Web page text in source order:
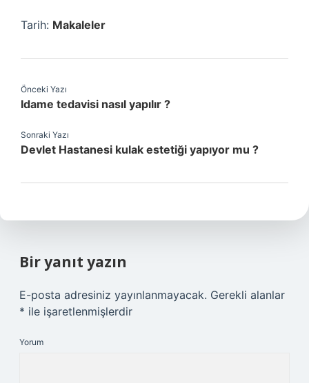
Tarih: Makaleler
Önceki Yazı
Idame tedavisi nasıl yapılır ?
Sonraki Yazı
Devlet Hastanesi kulak estetiği yapıyor mu ?
Bir yanıt yazın
E-posta adresiniz yayınlanmayacak. Gerekli alanlar
* ile işaretlenmişlerdir
Yorum